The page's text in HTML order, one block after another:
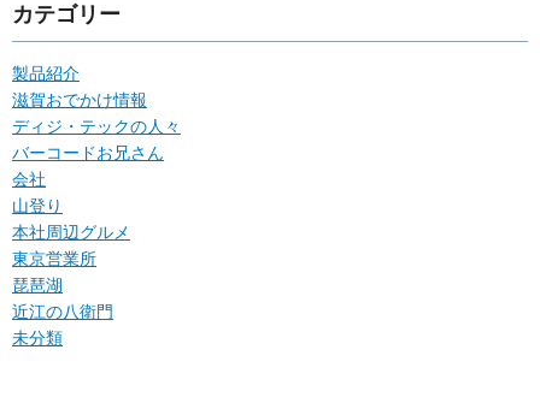
カテゴリー
製品紹介
滋賀おでかけ情報
ディジ・テックの人々
バーコードお兄さん
会社
山登り
本社周辺グルメ
東京営業所
琵琶湖
近江の八衛門
未分類